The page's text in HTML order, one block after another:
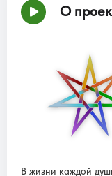
О
В жизни каждой